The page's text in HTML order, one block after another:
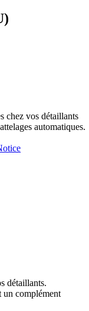
chez vos détaillants
automatiques.
détaillants.
un complément